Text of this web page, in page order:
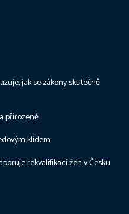
jak se zákony skutečně
přirozeně
klidem
rekvalifikaci žen v Česku